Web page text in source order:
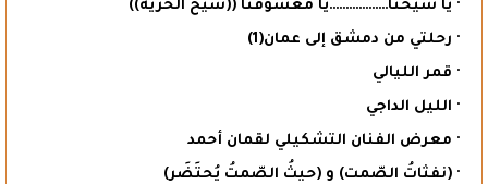
· يا شيخنا………………يا معشوقنا ((شيخ الحرية))
· رحلتي من دمشق إلى عمان(1)
· قمر الليالي
· الليل الداجي
· معرض الفنان التشكيلي لقمان أحمد
· (نفثاتُ الصّمت) و (حيثُ الصّمتُ يُحتَضَر)